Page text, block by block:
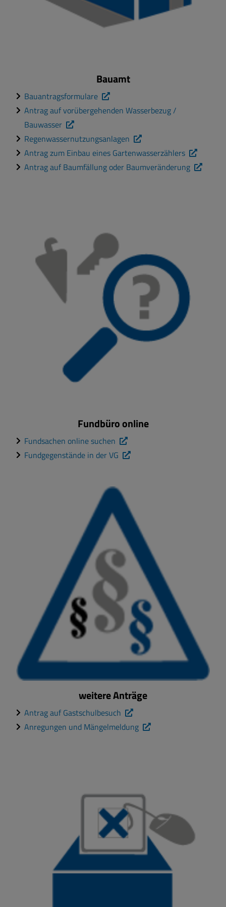
Bauamt
Bauantragsformulare
Antrag auf vorübergehenden Wasserbezug /
Bauwasser
Regenwassernutzungsanlagen
Antrag zum Einbau eines Gartenwasserzählers
Antrag auf Baumfällung oder Baumveränderung
Fundbüro online
Fundsachen online suchen
Fundgegenstände in der VG
weitere Anträge
Antrag auf Gastschulbesuch
Anregungen und Mängelmeldung